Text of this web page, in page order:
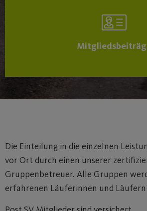
Die Einteilung in die einzelnen
vor Ort durch einen unserer
Gruppenbetreuer. Alle Gruppen
erfahrenen Läuferinnen und